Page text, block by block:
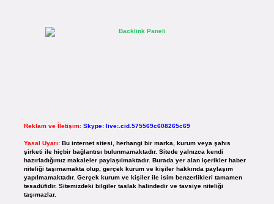
Reklam ve İletişim: Skype: live:.cid.575569c608265c69
Yasal Uyarı: Bu internet sitesi, herhangi bir marka, kurum veya şahıs
şirketi ile hiçbir bağlantısı bulunmamaktadır. Sitede yalnızca kendi
hazırladığımız makaleler paylaşılmaktadır. Burada yer alan içerikler haber
niteliği taşımamakta olup, gerçek kurum ve kişiler hakkında paylaşım
yapılmamaktadır. Gerçek kurum ve kişiler ile isim benzerlikleri tamamen
tesadüfidir. Sitemizdeki bilgiler taslak halindedir ve tavsiye niteliği
taşımazlar.